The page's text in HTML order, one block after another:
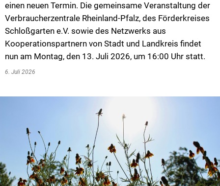
einen neuen Termin. Die gemeinsame Veranstaltung der
Verbraucherzentrale Rheinland-Pfalz, des Förderkreises
Schloßgarten e.V. sowie des Netzwerks aus
Kooperationspartnern von Stadt und Landkreis findet
nun am Montag, den 13. Juli 2026, um 16:00 Uhr statt.
6. Juli 2026